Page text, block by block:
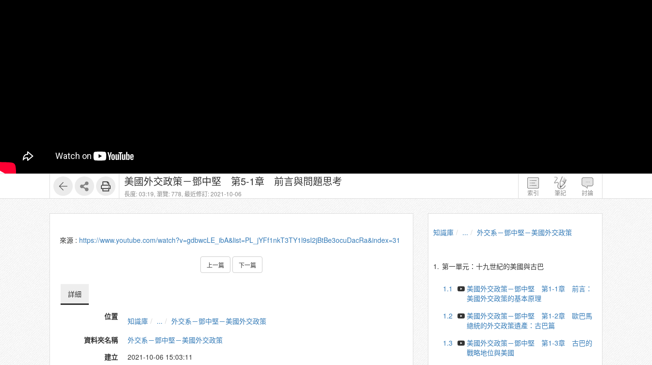
索引 筆記 討論
美國外交政策－鄧中堅 第5-1章 前言與問題思考
長度: 03:19, 瀏覽: 778, 最近修訂: 2021-10-06
來源 : https://www.youtube.com/watch?v=gdbwcLE_ibA&list=PL_jYFf1nkT3TY1l9sI2jBtBe3ocuDacRa&index=31
上一篇 下一篇
詳細
位置 知識庫 ...
外交系－鄧中堅－美國外交政策
資料夾名稱
外交系－鄧中堅－美國外交政策
建立
2021-10-06 15:03:11
知識庫 ... 外交系－鄧中堅－美國外交政策
1. 第一單元：十九世紀的美國與古巴
1.1
美國外交政策－鄧中堅 第1-1章 前言：
美國外交政策的基本原理
1.2
美國外交政策－鄧中堅 第1-2章 歐巴馬
總統的外交政策遺產：古巴篇
1.3
美國外交政策－鄧中堅 第1-3章 古巴的
戰略地位與美國